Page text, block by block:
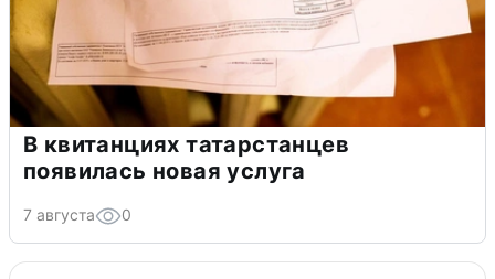
В квитанциях татарстанцев
появилась новая услуга
7 августа 0